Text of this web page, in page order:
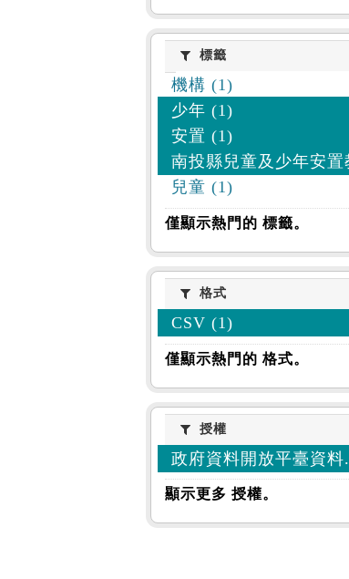
標籤標籤
機構 (1)
少年 (1)
安置 (1)
南投縣兒童及少年安置
兒童 (1)
僅顯示熱門的 標籤。
格式格式
CSV (1)
僅顯示熱門的 格式。
授權授權
政府資料開放平臺資料
顯示更多 授權。